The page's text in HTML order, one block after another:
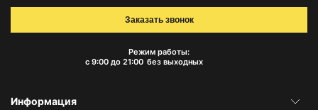
Режим работы:
с 9:00 до 21:00 без выходных
Заказать звонок
Информация